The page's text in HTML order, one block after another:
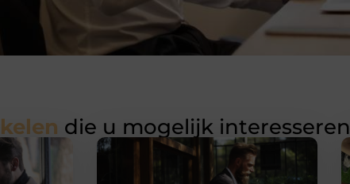
die u mogelijk interesseren